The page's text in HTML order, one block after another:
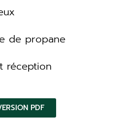
de propane
réception
PDF